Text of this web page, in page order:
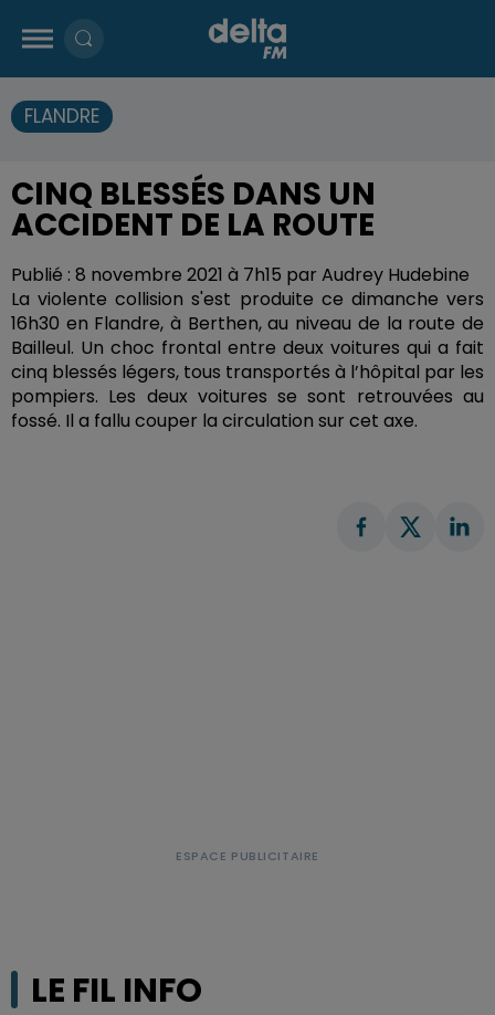
FLANDRE
CINQ BLESSÉS DANS UN
ACCIDENT DE LA ROUTE
Publié : 8 novembre 2021 à 7h15 par Audrey Hudebine
La violente collision s'est produite ce dimanche vers
16h30 en Flandre, à Berthen, au niveau de la route de
Bailleul. Un choc frontal entre deux voitures qui a fait
cinq blessés légers, tous transportés à l’hôpital par les
pompiers. Les deux voitures se sont retrouvées au
fossé. Il a fallu couper la circulation sur cet axe.
LE FIL INFO